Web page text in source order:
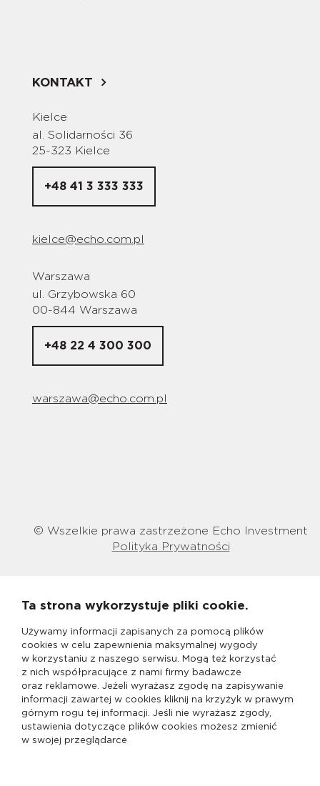
KONTAKT
Kielce
al. Solidarności 36
25-323 Kielce
+48 41 3 333 333
kielce@echo.com.pl
Warszawa
ul. Grzybowska 60
00-844 Warszawa
+48 22 4 300 300
warszawa@echo.com.pl
© Wszelkie prawa zastrzeżone Echo Investment
Polityka Prywatności
Ta strona wykorzystuje pliki cookie.
Używamy informacji zapisanych za pomocą plików
cookies w celu zapewnienia maksymalnej wygody
w korzystaniu z naszego serwisu. Mogą też korzystać
z nich współpracujące z nami firmy badawcze
oraz reklamowe. Jeżeli wyrażasz zgodę na zapisywanie
informacji zawartej w cookies kliknij na krzyżyk w prawym
górnym rogu tej informacji. Jeśli nie wyrażasz zgody,
ustawienia dotyczące plików cookies możesz zmienić
w swojej przeglądarce